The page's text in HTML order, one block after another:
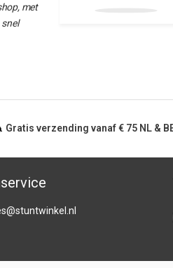
met
Gratis verzending vanaf€ 75 NL &